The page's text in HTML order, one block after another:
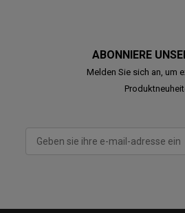
ABONNIERE
Melden Sie sich an, um